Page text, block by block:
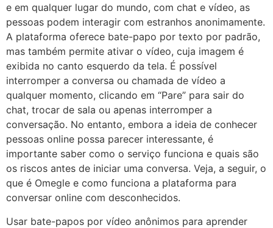
e em qualquer lugar do mundo, com chat e vídeo, as
pessoas podem interagir com estranhos anonimamente.
A plataforma oferece bate-papo por texto por padrão,
mas também permite ativar o vídeo, cuja imagem é
exibida no canto esquerdo da tela. É possível
interromper a conversa ou chamada de vídeo a
qualquer momento, clicando em “Pare” para sair do
chat, trocar de sala ou apenas interromper a
conversação. No entanto, embora a ideia de conhecer
pessoas online possa parecer interessante, é
importante saber como o serviço funciona e quais são
os riscos antes de iniciar uma conversa. Veja, a seguir, o
que é Omegle e como funciona a plataforma para
conversar online com desconhecidos.
Usar bate-papos por vídeo anônimos para aprender